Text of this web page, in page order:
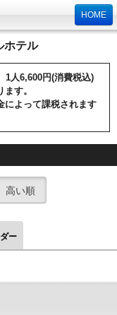
HOME
ホテル
1人6,600円(消費税込)
す。
によって課税されます
高い順
ー